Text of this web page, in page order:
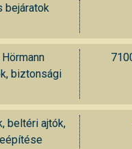
bejáratok
biztonsági
beltéri ajtók,